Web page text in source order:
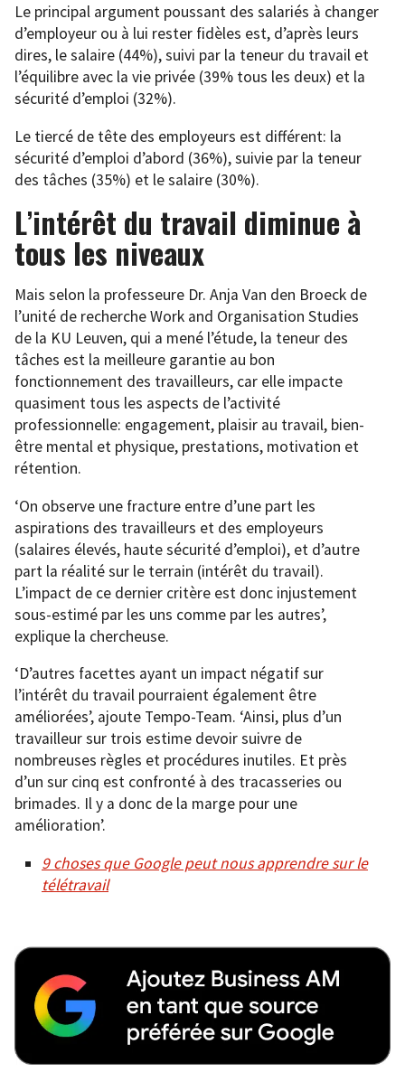
Le principal argument poussant des salariés à changer
d’employeur ou à lui rester fidèles est, d’après leurs
dires, le salaire (44%), suivi par la teneur du travail et
l’équilibre avec la vie privée (39% tous les deux) et la
sécurité d’emploi (32%).
Le tiercé de tête des employeurs est différent: la
sécurité d’emploi d’abord (36%), suivie par la teneur
des tâches (35%) et le salaire (30%).
L’intérêt du travail diminue à
tous les niveaux
Mais selon la professeure Dr. Anja Van den Broeck de
l’unité de recherche Work and Organisation Studies
de la KU Leuven, qui a mené l’étude, la teneur des
tâches est la meilleure garantie au bon
fonctionnement des travailleurs, car elle impacte
quasiment tous les aspects de l’activité
professionnelle: engagement, plaisir au travail, bien-
être mental et physique, prestations, motivation et
rétention.
‘On observe une fracture entre d’une part les
aspirations des travailleurs et des employeurs
(salaires élevés, haute sécurité d’emploi), et d’autre
part la réalité sur le terrain (intérêt du travail).
L’impact de ce dernier critère est donc injustement
sous-estimé par les uns comme par les autres’,
explique la chercheuse.
‘D’autres facettes ayant un impact négatif sur
l’intérêt du travail pourraient également être
améliorées’, ajoute Tempo-Team. ‘Ainsi, plus d’un
travailleur sur trois estime devoir suivre de
nombreuses règles et procédures inutiles. Et près
d’un sur cinq est confronté à des tracasseries ou
brimades. Il y a donc de la marge pour une
amélioration’.
9 choses que Google peut nous apprendre sur le
télétravail